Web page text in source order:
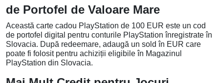
de Portofel de Valoare Mare
Această carte cadou PlayStation de 100 EUR este un cod
de portofel digital pentru conturile PlayStation înregistrate în
Slovacia. După redeemare, adaugă un sold în EUR care
poate fi folosit pentru achiziții eligibile în Magazinul
PlayStation din Slovacia.